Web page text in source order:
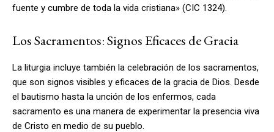
fuente y cumbre de toda la vida cristiana» (CIC 1324).
Los Sacramentos: Signos Eficaces de Gracia
La liturgia incluye también la celebración de los sacramentos,
que son signos visibles y eficaces de la gracia de Dios. Desde
el bautismo hasta la unción de los enfermos, cada
sacramento es una manera de experimentar la presencia viva
de Cristo en medio de su pueblo.